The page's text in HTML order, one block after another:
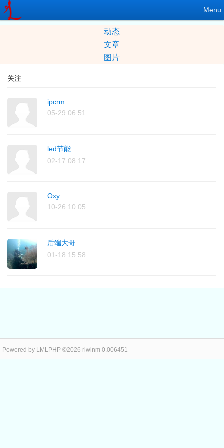
Menu
动态
文章
图片
关注
ipcrm
05-29 06:51
led节能
02-17 08:17
Oxy
10-26 10:05
后端大哥
01-18 15:58
Powered by LMLPHP ©2026 rlwinm 0.006451